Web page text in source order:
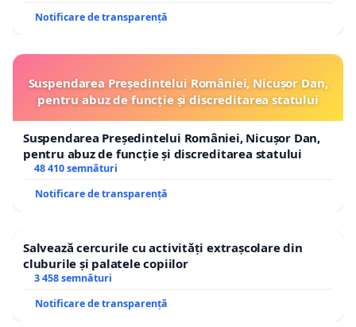
Notificare de transparență
Suspendarea Președintelui României, Nicușor Dan,
pentru abuz de funcție și discreditarea statului
Suspendarea Președintelui României, Nicușor Dan,
pentru abuz de funcție și discreditarea statului
48 410 semnături
Notificare de transparență
Salvează cercurile cu activități extrașcolare din
cluburile și palatele copiilor
3 458 semnături
Notificare de transparență